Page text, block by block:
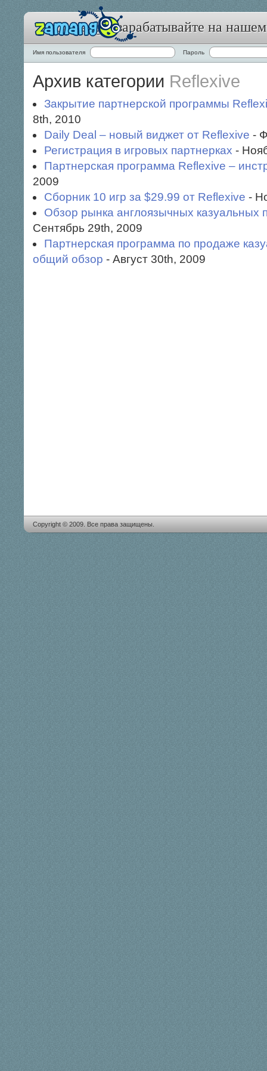
Zamango: зарабатывайте на
Имя пользователя Пароль
Архив категории Reflexive
Закрытие партнерской программы
8th, 2010
Daily Deal – новый виджет от Reflexive -
Регистрация в игровых партнерках -
Партнерская программа Reflexive –
2009
Сборник 10 игр за $29.99 от Reflexive -
Обзор рынка англоязычных казуальных
Сентябрь 29th, 2009
Партнерская программа по продаже
общий обзор - Август 30th, 2009
Copyright © 2009. Все права защищены.